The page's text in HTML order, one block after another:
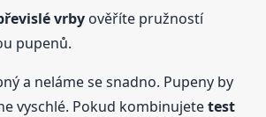
vrby ověříte pružností
pupenů.
a neláme se snadno. Pupeny by
vyschlé. Pokud kombinujetetest